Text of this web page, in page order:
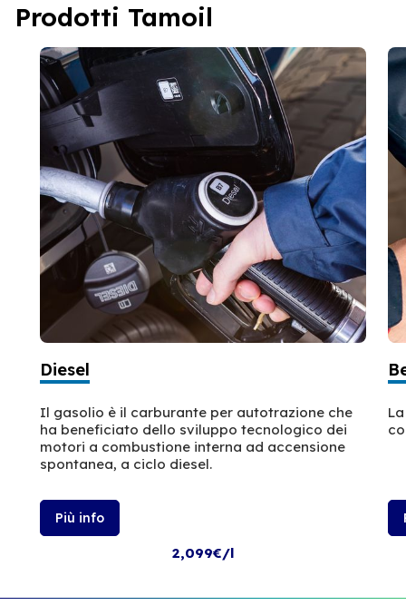
Prodotti Tamoil
Diesel
Il gasolio è il carburante per autotrazione che
ha beneficiato dello sviluppo tecnologico dei
motori a combustione interna ad accensione
spontanea, a ciclo diesel.
Più info
2,099€/l